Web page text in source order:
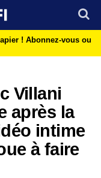
! Abonnez-vous ou
Villani
après la
intime
à faire